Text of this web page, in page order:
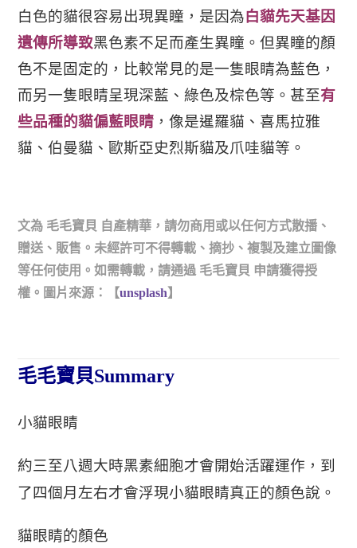
白色的貓很容易出現異瞳，是因為白貓先天基因
遺傳所導致黑色素不足而產生異瞳。但異瞳的顏
色不是固定的，比較常見的是一隻眼睛為藍色，
而另一隻眼睛呈現深藍、綠色及棕色等。甚至有
些品種的貓偏藍眼睛 ，像是暹羅貓、喜馬拉雅
貓、伯曼貓、歐斯亞史烈斯貓及爪哇貓等。
文為 毛毛寶貝 自產精華，請勿商用或以任何方式散播、
贈送、販售。未經許可不得轉載、摘抄、複製及建立圖像
等任何使用。如需轉載，請通過 毛毛寶貝 申請獲得授
權。圖片來源：【unsplash】
毛毛寶貝Summary
小貓眼睛
約三至八週大時黑素細胞才會開始活躍運作，到
了四個月左右才會浮現小貓眼睛真正的顏色說。
貓眼睛的顏色